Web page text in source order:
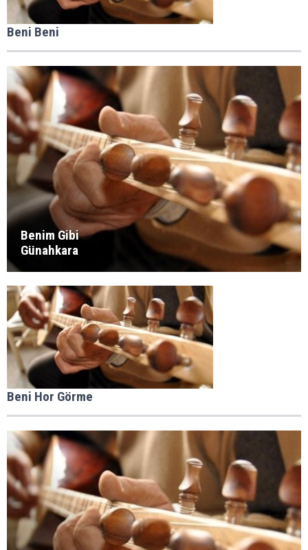
Beni Beni
Benim Gibi
Günahkara
Beni Hor Görme